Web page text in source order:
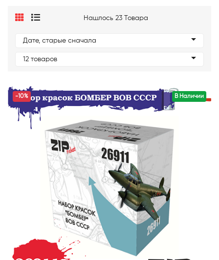
Нашлось 23 Товара
Дате, старые сначала
12 товаров
В Наличии
-10%